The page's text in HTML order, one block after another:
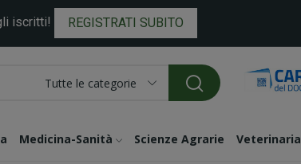
iscritti! REGISTRATI SUBITO
Tutte le categorie
Medicina-Sanità Scienze Agrarie Veterinaria